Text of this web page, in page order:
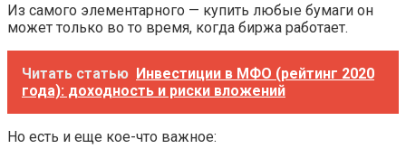
Из самого элементарного — купить любые бумаги он
может только во то время, когда биржа работает.
Читать статью Инвестиции в МФО (рейтинг 2020
года): доходность и риски вложений
Но есть и еще кое-что важное: